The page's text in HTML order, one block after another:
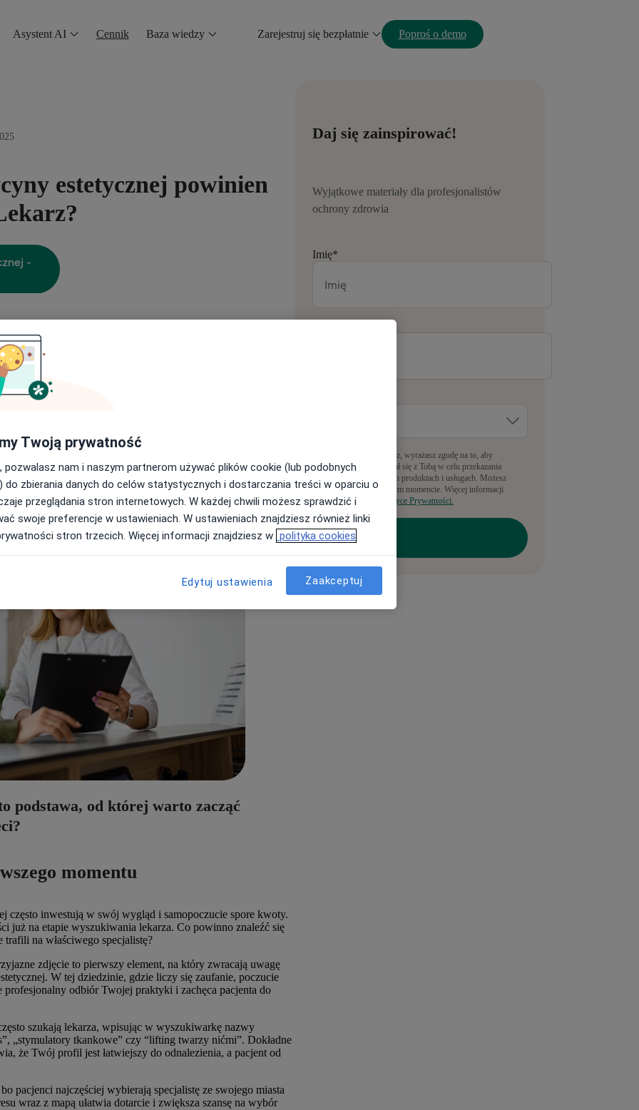
Asystent AI Cennik Baza wiedzy Zarejestruj się bezpłatnie Poproś o demo
estetycznej powinien
z najszybciej rozwijających się gałęzi usług medycznych w
roku wyniosła ponad 17 milionów dolarów i szacuje się, że
Obecnie
innych pacjentów. W przypadku medycyny estetycznej,
wizualny, obecność online jest absolutnie niezbędna.
być tam, gdzie szukają specjalisty – na ZnanyLekarz.
podstawa, od której warto zacząć
momentu
często inwestują w swój wygląd i samopoczucie spore kwoty.
już na etapie wyszukiwania lekarza. Co powinno znaleźć się
na właściwego specjalistę?
zdjęcie to pierwszy element, na który zwracają uwagę
W tej dziedzinie, gdzie liczy się zaufanie, poczucie
odbiór Twojej praktyki i zachęca pacjenta do
szukają lekarza, wpisując w wyszukiwarkę nazwy
„stymulatory tkankowe” czy “lifting twarzy nićmi”. Dokładne
że Twój profil jest łatwiejszy do odnalezienia, a pacjent od
pacjenci najczęściej wybierają specjalistę ze swojego miasta
wraz z mapą ułatwia dotarcie i zwiększa szansę na wybór
Daj się zainspirować!
Wyjątkowe materiały dla profesjonalistów
ochrony zdrowia
Imię*
Wypełniając ten formularz, wyrażasz zgodę na to, aby
ZnanyLekarz kontaktował się z Tobą w celu przekazania
informacji o powiązanych produktach i usługach. Możesz
zrezygnować w dowolnym momencie. Więcej informacji
znajdziesz w naszej
Polityce Prywatności.
Twoją prywatność
pozwalasz nam i naszym partnerom używać plików cookie (lub podobnych
do zbierania danych do celów statystycznych i dostarczania treści w oparciu o
przeglądania stron internetowych. W każdej chwili możesz sprawdzić i
swoje preferencje w ustawieniach. W ustawieniach znajdziesz również linki
stron trzecich. Więcej informacji znajdziesz w polityka cookies
Edytuj ustawienia Zaakceptuj